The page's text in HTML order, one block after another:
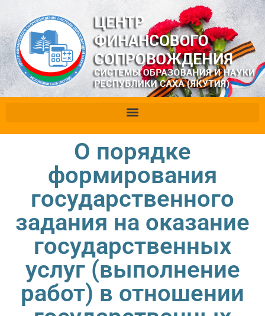
О порядке
формирования
государственного
задания на оказание
государственных
услуг (выполнение
работ) в отношении